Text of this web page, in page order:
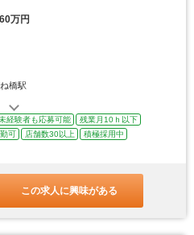
万円
橋駅
経験者も応募可能
残業月10ｈ以下
可 店舗数30以上
積極採用中
この求人に興味がある